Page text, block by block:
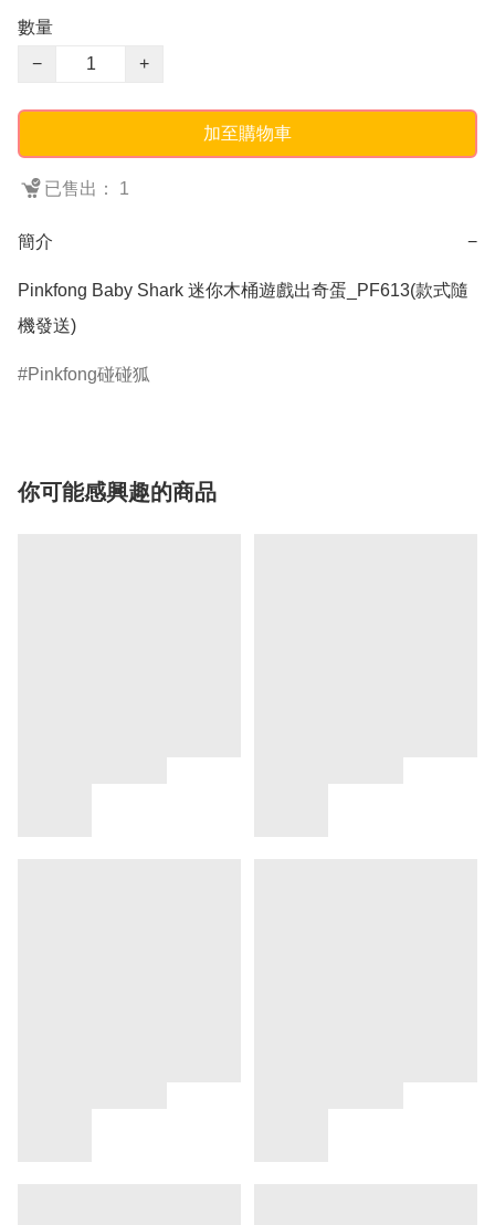
數量
−
+
加至購物車
已售出： 1
簡介 −
Pinkfong Baby Shark 迷你木桶遊戲出奇蛋_PF613(款式隨
機發送)
Pinkfong碰碰狐
你可能感興趣的商品